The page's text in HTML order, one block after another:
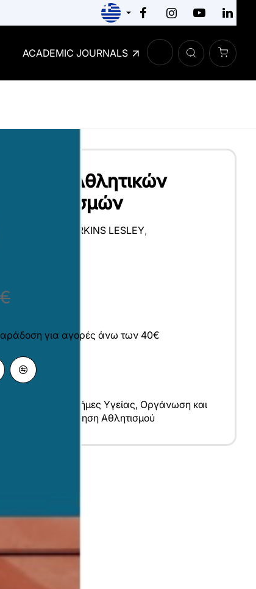
ACADEMIC JOURNALS
Αθλητικών
Οργανισμών
M. MILENA FERKINS LESLEY,
για αγορές άνω των 40€
Επιστήμες Υγείας, Οργάνωση και
Διοίκηση Αθλητισμού
Εξώφυλλο